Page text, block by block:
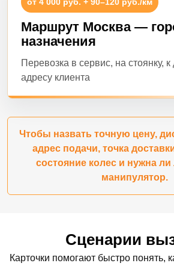
Маршрут Москва —
назначения
Перевозка в сервис, на стоянку,
адресу клиента
Чтобы назвать точную цену,
адрес подачи, точка
состояние колес и нужна ли
манипулятор.
Сценарии
Карточки помогают быстро понять,